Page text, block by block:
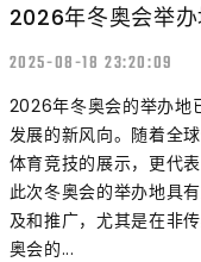
2026年冬奥会举
2025-08-18 23:20:09
2026年冬奥会的举办地
发展的新风向。随着全
体育竞技的展示，更代
此次冬奥会的举办地具
及和推广，尤其是在非
奥会的...